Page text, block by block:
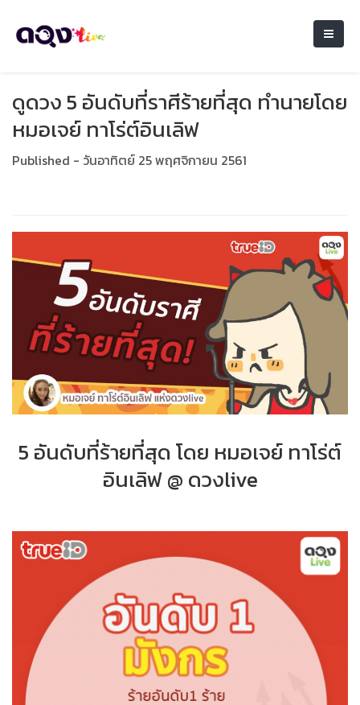
ดูดวง 5 อันดับที่ราศีร้ายที่สุด ทำนายโดย
หมอเจย์ ทาโร่ต์อินเลิฟ
Published - วันอาทิตย์ 25 พฤศจิกายน 2561
5 อันดับที่ร้ายที่สุด โดย หมอเจย์ ทาโร่ต์
อินเลิฟ @ ดวงlive